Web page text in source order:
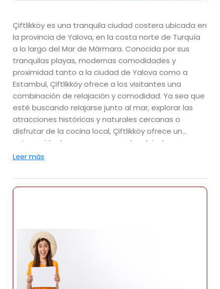
Çiftlikköy es una tranquila ciudad costera ubicada en
la provincia de Yalova, en la costa norte de Turquía
a lo largo del Mar de Mármara. Conocida por sus
tranquilas playas, modernas comodidades y
proximidad tanto a la ciudad de Yalova como a
Estambul, Çiftlikköy ofrece a los visitantes una
combinación de relajación y comodidad. Ya sea que
esté buscando relajarse junto al mar, explorar las
atracciones históricas y naturales cercanas o
disfrutar de la cocina local, Çiftlikköy ofrece un
entorno ideal para una escapada relajada.
Çiftlikköy está situada a sólo 5 kilómetros al este de
internacionales. La ubicación costera de la ciudad
ofrece impresionantes vistas del mar de Mármara y
su proximidad a la ciudad de Yalova significa que los
visitantes pueden explorar fácilmente atracciones
tanto urbanas como rurales. Con su atmósfera
Leer más